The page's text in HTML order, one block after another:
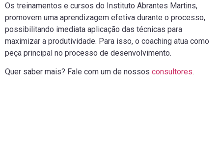
Os treinamentos e cursos do Instituto Abrantes Martins,
promovem uma aprendizagem efetiva durante o processo,
possibilitando imediata aplicação das técnicas para
maximizar a produtividade. Para isso, o coaching atua como
peça principal no processo de desenvolvimento.
Quer saber mais? Fale com um de nossos consultores.